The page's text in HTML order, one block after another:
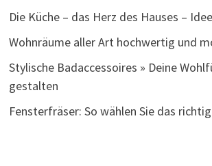
Die Küche – das Herz des Hauses –
Wohnräume aller Art hochwertig und
Stylische Badaccessoires » Deine
gestalten
Fensterfräser: So wählen Sie das